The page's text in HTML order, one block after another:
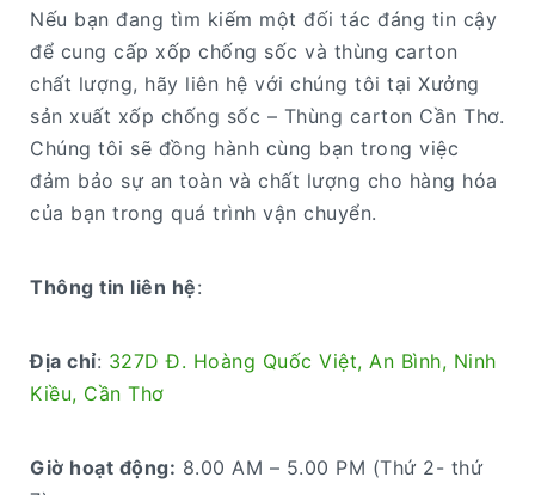
Nếu bạn đang tìm kiếm một đối tác đáng tin cậy
để cung cấp xốp chống sốc và thùng carton
chất lượng, hãy liên hệ với chúng tôi tại Xưởng
sản xuất xốp chống sốc – Thùng carton Cần Thơ.
Chúng tôi sẽ đồng hành cùng bạn trong việc
đảm bảo sự an toàn và chất lượng cho hàng hóa
của bạn trong quá trình vận chuyển.
Thông tin liên hệ:
Địa chỉ: 327D Đ. Hoàng Quốc Việt, An Bình, Ninh
Kiều, Cần Thơ
Giờ hoạt động: 8.00 AM – 5.00 PM (Thứ 2- thứ